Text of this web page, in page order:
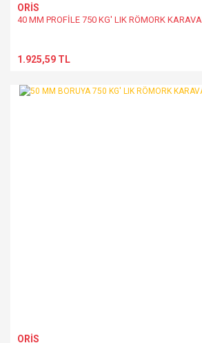
ORİS
40 MM PROFİLE 750 KG' LIK RÖMORK
1.925,59 TL
ORİS